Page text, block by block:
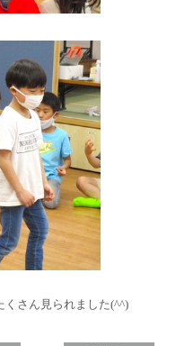
さん見られました(^^)